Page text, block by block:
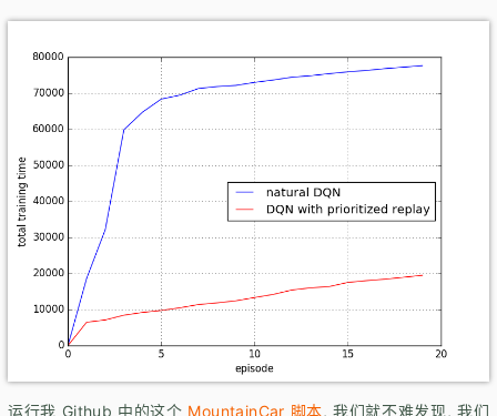
运行我 Github 中的这个 MountainCar 脚本, 我们就不难发现, 我们